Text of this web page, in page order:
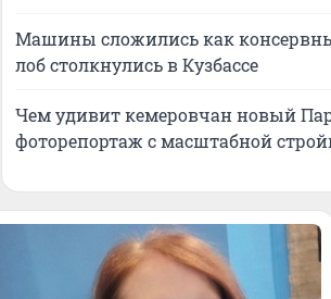
Машины сложились как
лоб столкнулись в Кузбассе
Чем удивит кемеровчан новый
фоторепортаж с масштабной